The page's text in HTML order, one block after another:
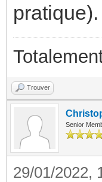
pratique).
Trouver
Senior
29/01/2022,